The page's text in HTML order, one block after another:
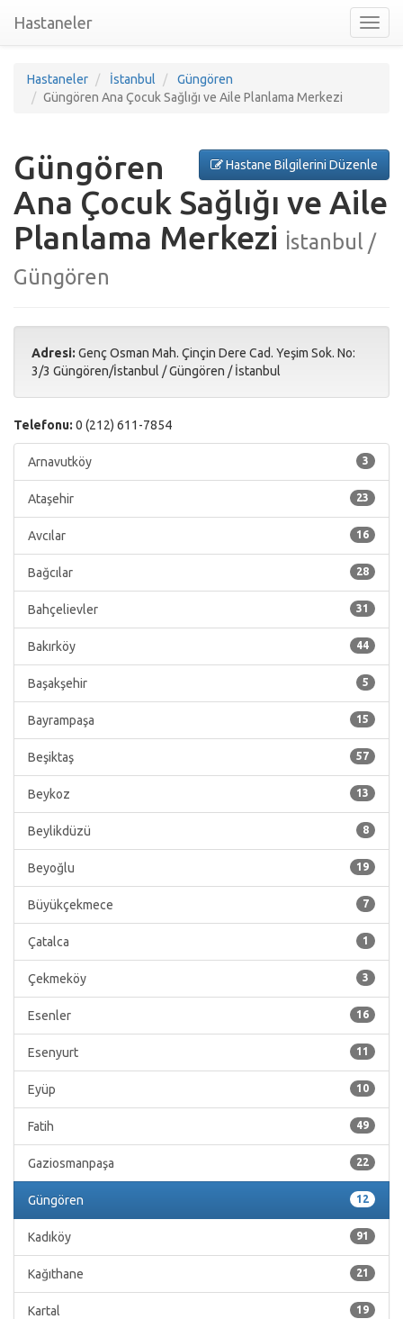
nav
Hastaneler
Hastaneler İstanbul
Güngören
Güngören Ana Çocuk Sağlığı ve Aile Planlama Merkezi
Hastane Bilgilerini Düzenle
Güngören
Ana Çocuk Sağlığı ve Aile
Planlama Merkezi İstanbul /
Güngören
Adresi: Genç Osman Mah. Çinçin Dere Cad. Yeşim Sok. No:
3/3 Güngören/İstanbul /Güngören /İstanbul
Telefonu: 0 (212) 611-7854
3
Arnavutköy
23
Ataşehir
16
Avcılar
28
Bağcılar
31
Bahçelievler
44
Bakırköy
5
Başakşehir
15
Bayrampaşa
57
Beşiktaş
13
Beykoz
8
Beylikdüzü
19
Beyoğlu
7
Büyükçekmece
1
Çatalca
3
Çekmeköy
16
Esenler
11
Esenyurt
10
Eyüp
49
Fatih
22
Gaziosmanpaşa
12
Güngören
91
Kadıköy
21
Kağıthane
19
Kartal